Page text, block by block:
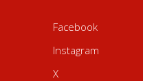
Facebook
Instagram
X